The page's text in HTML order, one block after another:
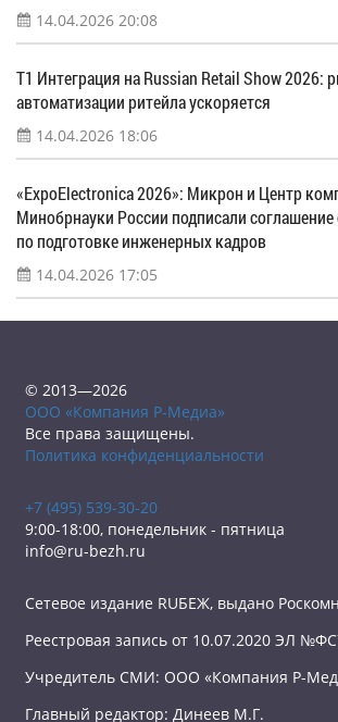
14.04.2026 20:08
Т1 Интеграция на Russian Retail Show 2026:
автоматизации ритейла ускоряется
14.04.2026 18:06
«ExpoElectronica 2026»: Микрон и Центр
Минобрнауки России подписали соглашение
по подготовке инженерных кадров
14.04.2026 17:05
© 2013—2026
ООО «Компания Р-Медиа»
Все права защищены.
Политика конфиденциальности
+7 (495) 539-30-20
9:00-18:00, понедельник - пятница
info@ru-bezh.ru
Сетевое издание RUБЕЖ, выдано
Реестровая запись от 10.07.2020 ЭЛ
Учредитель СМИ: ООО «Компания Р-
Главный редактор: Динеев М.Г.